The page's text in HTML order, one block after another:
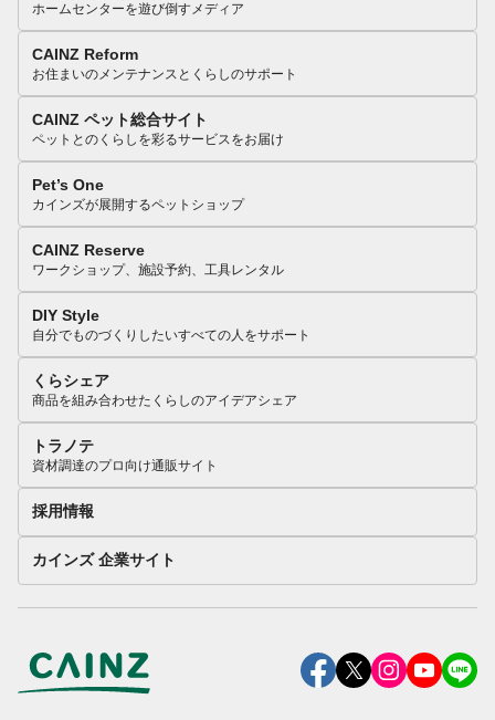
ホームセンターを遊び倒すメディア
CAINZ Reform
お住まいのメンテナンスとくらしのサポート
CAINZ ペット総合サイト
ペットとのくらしを彩るサービスをお届け
Pet’s One
カインズが展開するペットショップ
CAINZ Reserve
ワークショップ、施設予約、工具レンタル
DIY Style
自分でものづくりしたいすべての人をサポート
くらシェア
商品を組み合わせたくらしのアイデアシェア
トラノテ
資材調達のプロ向け通販サイト
採用情報
カインズ 企業サイト